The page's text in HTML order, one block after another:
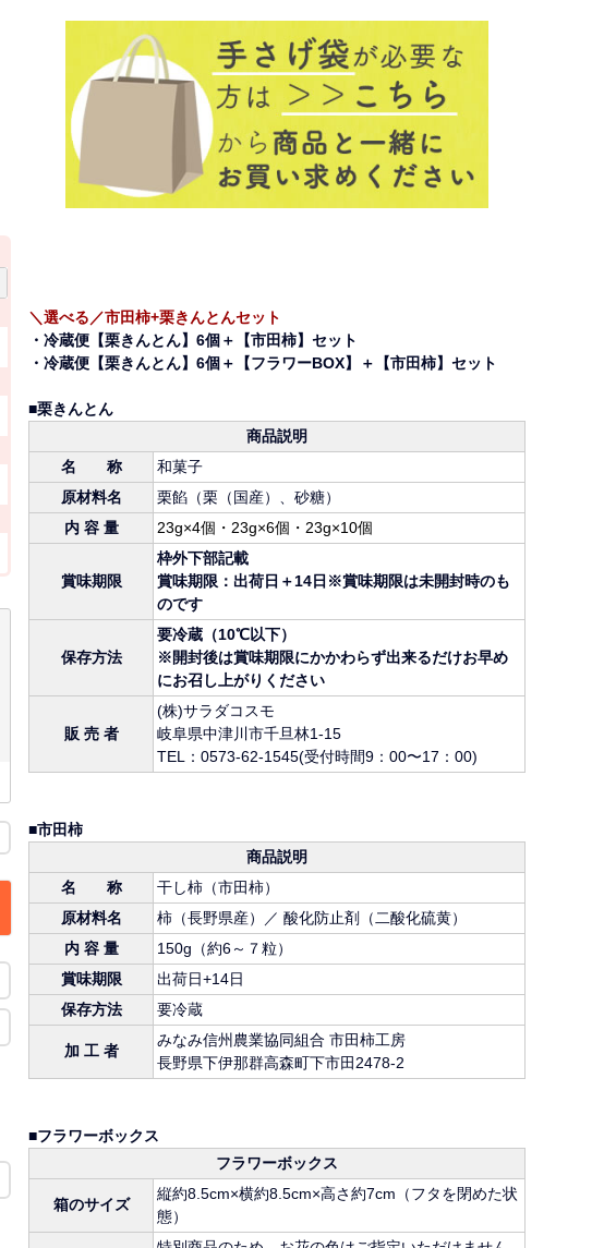
＼選べる／市田柿+栗きんとんセット
・冷蔵便【栗きんとん】6個＋【市田柿】セット
・冷蔵便【栗きんとん】6個＋【フラワーBOX】＋【市田柿】セット
■栗きんとん
商品説明
名 称
和菓子
原材料名
栗餡（栗（国産）、砂糖）
内 容 量
23g×4個・23g×6個・23g×10個
賞味期限
枠外下部記載
賞味期限：出荷日＋14日※賞味期限は未開封時のも
のです
保存方法
要冷蔵（10℃以下）
※開封後は賞味期限にかかわらず出来るだけお早め
にお召し上がりください
販 売 者
(株)サラダコスモ
岐阜県中津川市千旦林1-15
TEL：0573-62-1545(受付時間9：00〜17：00)
■市田柿
商品説明
名 称
干し柿（市田柿）
原材料名
柿（長野県産）／ 酸化防止剤（二酸化硫黄）
内 容 量
150g（約6～７粒）
賞味期限
出荷日+14日
保存方法
要冷蔵
加 工 者
みなみ信州農業協同組合 市田柿工房
長野県下伊那群高森町下市田2478-2
■フラワーボックス
フラワーボックス
箱のサイズ
縦約8.5cm×横約8.5cm×高さ約7cm（フタを閉めた状
態）